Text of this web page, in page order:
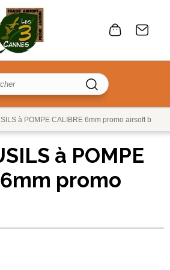
à POMPE CALIBRE 6mm promo airsoft b
à POMPE
promo